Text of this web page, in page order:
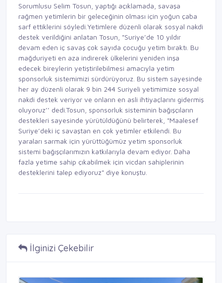
Sorumlusu Selim Tosun, yaptığı açıklamada, savaşa
rağmen yetimlerin bir geleceğinin olması için yoğun çaba
sarf ettiklerini söyledi.Yetimlere düzenli olarak sosyal nakdi
destek verildiğini anlatan Tosun, "Suriye’de 10 yıldır
devam eden iç savaş çok sayıda çocuğu yetim bıraktı. Bu
mağduriyeti en aza indirerek ülkelerini yeniden inşa
edecek bireylerin yetiştirilebilmesi amacıyla yetim
sponsorluk sistemimizi sürdürüyoruz. Bu sistem sayesinde
her ay düzenli olarak 9 bin 244 Suriyeli yetimimize sosyal
nakdi destek veriyor ve onların en asli ihtiyaçlarını gidermiş
oluyoruz’’ dedi.Tosun, sponsorluk sisteminin bağışçıların
destekleri sayesinde yürütüldüğünü belirterek, "Maalesef
Suriye’deki iç savaştan en çok yetimler etkilendi. Bu
yaraları sarmak için yürüttüğümüz yetim sponsorluk
sistemi bağışçılarımızın katkılarıyla devam ediyor. Daha
fazla yetime sahip çıkabilmek için vicdan sahiplerinin
desteklerini talep ediyoruz" diye konuştu.
İlginizi Çekebilir